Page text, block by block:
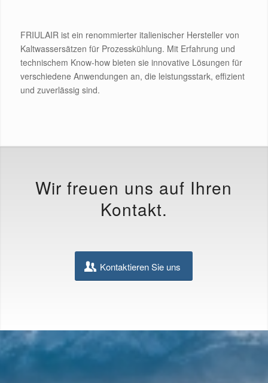
FRIULAIR ist ein renommierter italienischer Hersteller von
Kaltwassersätzen für Prozesskühlung. Mit Erfahrung und
technischem Know-how bieten sie innovative Lösungen für
verschiedene Anwendungen an, die leistungsstark, effizient
und zuverlässig sind.
Wir freuen uns auf Ihren
Kontakt.
Kontaktieren Sie uns